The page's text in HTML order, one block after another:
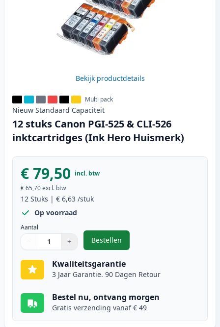
Bekijk productdetails
Multi pack
Nieuw Standaard Capaciteit
12 stuks Canon PGI-525 & CLI-526
inktcartridges (Ink Hero Huismerk)
€ 79,50 incl. btw
€ 65,70excl. btw
12 Stuks | € 6,63 /stuk
Op voorraad
Aantal
Gebruik de knoppen om aan te passen
− +
1
Bestellen
,12 stuks Canon PGI-525 & CLI-
Kwaliteitsgarantie
3 Jaar Garantie. 90 Dagen Retour
Bestel nu, ontvang morgen
Gratis verzending vanaf € 49